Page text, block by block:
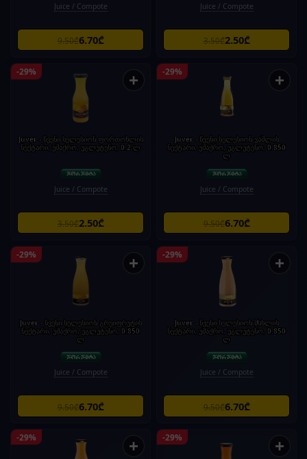
Juice / Compote
9.50₾6.70₾
Juice / Compote
3.50₾2.50₾
-29% +
Juver - წვენი სელესიონ ფორთოხლის
ნექტარი, უშაქრო, უგლუტენო, 0.2 ლ
Juice / Compote
3.50₾2.50₾
-29% +
Juver - წვენი სელესიონ ვაშლის
ნექტარი, უშაქრო, უგლუტენო, 0.850
ლ
Juice / Compote
9.50₾6.70₾
-29% +
Juver - წვენი სელესიონ გრეიფრუტის
ნექტარი, უშაქრო, უგლუტენო, 0.850
ლ
Juice / Compote
9.50₾6.70₾
-29% +
Juver - წვენი სელესიონ მსხლის
ნექტარი, უშაქრო, უგლუტენო, 0.850
ლ
Juice / Compote
9.50₾6.70₾
-29% + -29% +